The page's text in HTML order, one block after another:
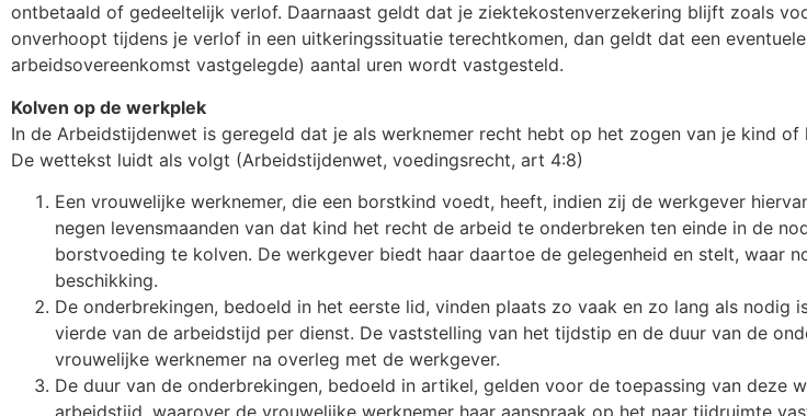
ontbetaald of gedeeltelijk verlof. Daarnaast geldt dat je ziektekostenverzekering blijft zoals
onverhoopt tijdens je verlof in een uitkeringssituatie terechtkomen, dan geldt dat een
arbeidsovereenkomst vastgelegde) aantal uren wordt vastgesteld.
Kolven op de werkplek
In de Arbeidstijdenwet is geregeld dat je als werknemer recht hebt op het zogen van je kind of
De wettekst luidt als volgt (Arbeidstijdenwet, voedingsrecht, art 4:8)
Een vrouwelijke werknemer, die een borstkind voedt, heeft, indien zij de werkgever
negen levensmaanden van dat kind het recht de arbeid te onderbreken ten einde in de
borstvoeding te kolven. De werkgever biedt haar daartoe de gelegenheid en stelt, waar
beschikking.
De onderbrekingen, bedoeld in het eerste lid, vinden plaats zo vaak en zo lang als nodig
vierde van de arbeidstijd per dienst. De vaststelling van het tijdstip en de duur van de
vrouwelijke werknemer na overleg met de werkgever.
De duur van de onderbrekingen, bedoeld in artikel, gelden voor de toepassing van deze